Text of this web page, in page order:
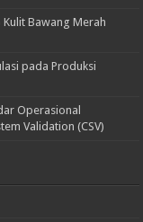
Kulit Bawang Merah
pada Produksi
Operasional
Validation (CSV)